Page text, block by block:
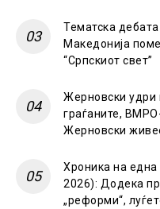
Тематска
Македонија
“Српскиот свет”
Жерновски удри
граѓаните,
Жерновски
Хроника на една
2026): Додека
„реформи“,